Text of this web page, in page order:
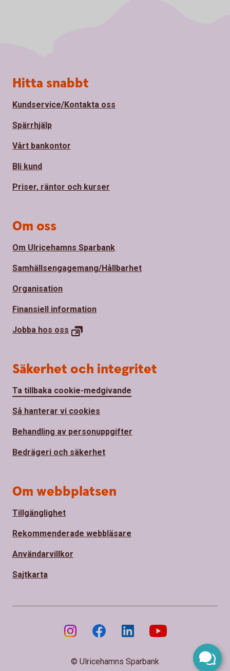
Sidfot
Hitta snabbt
Kundservice/Kontakta oss
Spärrhjälp
Vårt bankontor
Bli kund
Priser, räntor och kurser
Om oss
Om Ulricehamns Sparbank
Samhällsengagemang/Hållbarhet
Organisation
Finansiell information
Jobba hos oss
Säkerhet och integritet
Ta tillbaka cookie-medgivande
Så hanterar vi cookies
Behandling av personuppgifter
Bedrägeri och säkerhet
Om webbplatsen
Tillgänglighet
Rekommenderade webbläsare
Användarvillkor
Sajtkarta
© Ulricehamns Sparbank